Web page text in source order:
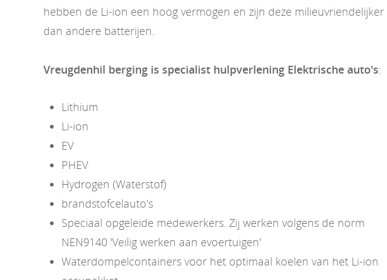
hebben de Li-ion een hoog vermogen en zijn deze milieuvriendelijker
dan andere batterijen.
Vreugdenhil berging is specialist hulpverlening Elektrische auto's:
Lithium
Li-ion
EV
PHEV
Hydrogen (Waterstof)
brandstofcelauto's
Speciaal opgeleide medewerkers. Zij werken volgens de norm
NEN9140 'Veilig werken aan evoertuigen'
Waterdompelcontainers voor het optimaal koelen van het Li-ion